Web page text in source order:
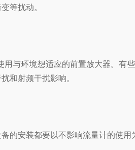
等扰动。
与环境想适应的前置放大器。有
和射频干扰影响。
的安装都要以不影响流量计的使用